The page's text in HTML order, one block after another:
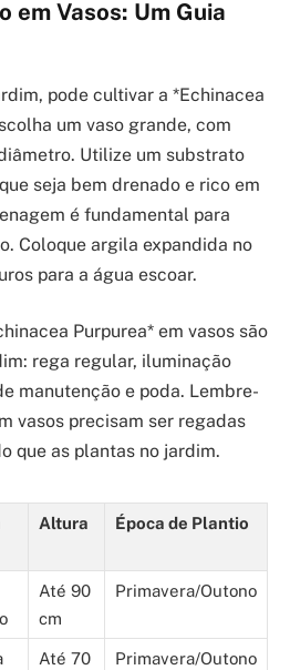
em Vasos: Um Guia
pode cultivar a *Echinacea
um vaso grande, com
Utilize um substrato
seja bem drenado e rico em
é fundamental para
Coloque argila expandida no
para a água escoar.
Purpurea* em vasos são
rega regular, iluminação
manutenção e poda. Lembre-
vasos precisam ser regadas
que as plantas no jardim.
Altura Época de Plantio
Até 90
cm
Primavera/Outono
Até 70
Primavera/Outono